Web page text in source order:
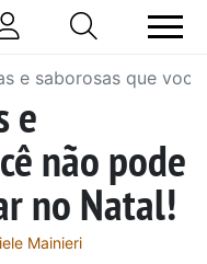
e saborosas que
e
não pode
no Natal!
Mainieri